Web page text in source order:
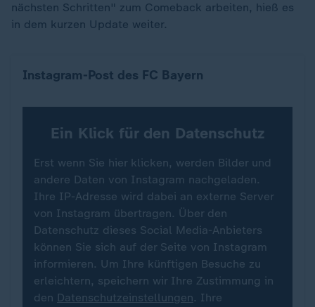
nächsten Schritten" zum Comeback arbeiten, hieß es
in dem kurzen Update weiter.
Instagram-Post des FC Bayern
Ein Klick für den Datenschutz
Erst wenn Sie hier klicken, werden Bilder und
andere Daten von Instagram nachgeladen.
Ihre IP-Adresse wird dabei an externe Server
von Instagram übertragen. Über den
Datenschutz dieses Social Media-Anbieters
können Sie sich auf der Seite von Instagram
informieren. Um Ihre künftigen Besuche zu
erleichtern, speichern wir Ihre Zustimmung in
den Datenschutzeinstellungen. Ihre